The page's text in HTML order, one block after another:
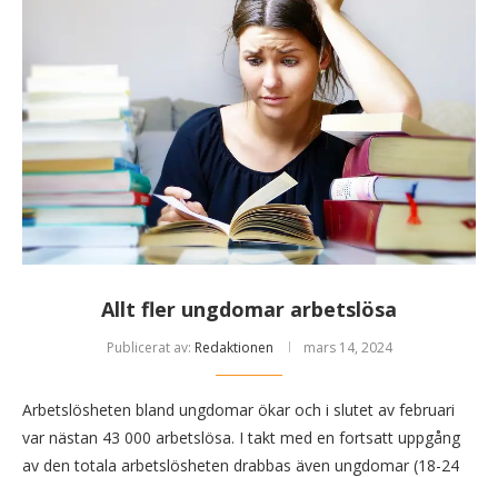
Allt fler ungdomar arbetslösa
Publicerat av: Redaktionen mars 14, 2024
Arbetslösheten bland ungdomar ökar och i slutet av februari
var nästan 43 000 arbetslösa. I takt med en fortsatt uppgång
av den totala arbetslösheten drabbas även ungdomar (18-24